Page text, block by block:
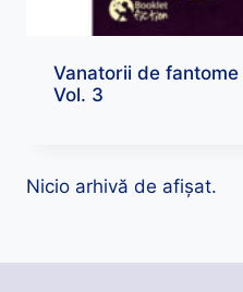
Vanatorii de
Vol. 3
Nicio arhivă de afișat.